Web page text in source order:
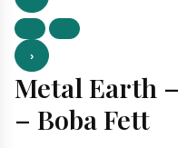
›
Metal Earth –
– Boba Fett